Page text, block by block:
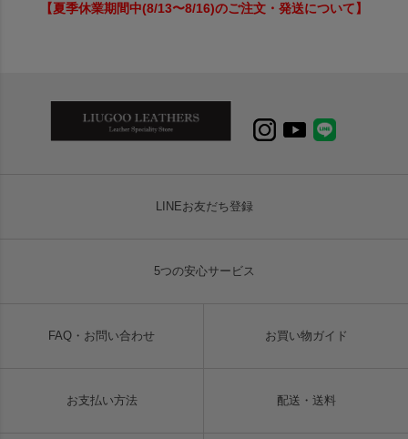
【夏季休業期間中(8/13〜8/16)のご注文・発送について】
LINEお友だち登録
5つの安心サービス
FAQ・お問い合わせ お買い物ガイド
お支払い方法 配送・送料